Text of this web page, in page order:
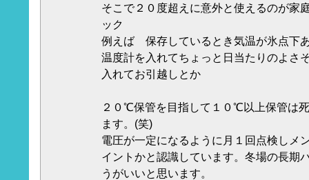
そこで２０度超えに意外と使えるのが家
ック
例えば 保存しているとき気温が氷点下
温度計を入れてちょっと日当たりのよさ
入れてお引越しとか
２０℃保管を目指して１０℃以上保管は
ます。(笑)
電圧が一定になるように月１回点検しメ
イントかと認識しています。冬場の長期
うがいいと思います。